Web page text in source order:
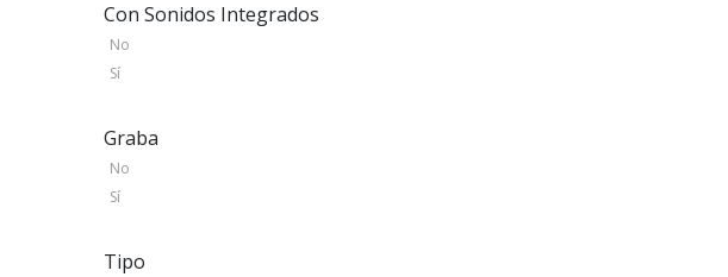
Con Sonidos Integrados
No
Sí
Graba
No
Sí
Tipo